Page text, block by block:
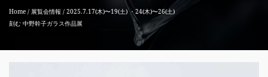
Home / 展覧会情報 / 2025.7.17(木)〜19(土) ・24(木)〜26(土)
刻む 中野幹子ガラス作品展